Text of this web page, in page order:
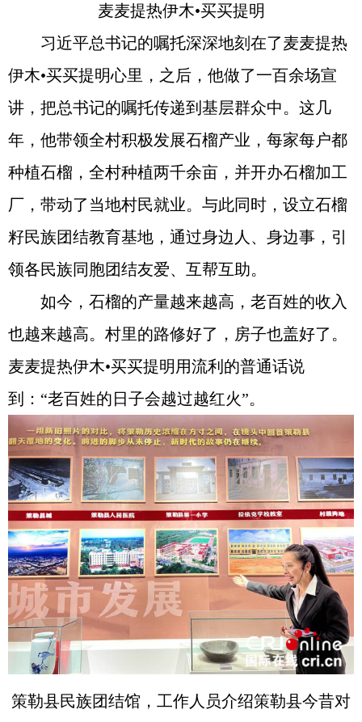
麦麦提热伊木•买买提明
习近平总书记的嘱托深深地刻在了麦麦提热
伊木•买买提明心里，之后，他做了一百余场宣
讲，把总书记的嘱托传递到基层群众中。这几
年，他带领全村积极发展石榴产业，每家每户都
种植石榴，全村种植两千余亩，并开办石榴加工
厂，带动了当地村民就业。与此同时，设立石榴
籽民族团结教育基地，通过身边人、身边事，引
领各民族同胞团结友爱、互帮互助。
如今，石榴的产量越来越高，老百姓的收入
也越来越高。村里的路修好了，房子也盖好了。
麦麦提热伊木•买买提明用流利的普通话说
到：“老百姓的日子会越过越红火”。
策勒县民族团结馆，工作人员介绍策勒县今昔对